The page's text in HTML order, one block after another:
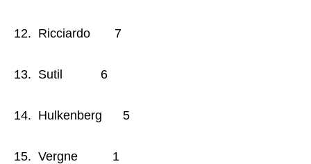
12. Ricciardo 7
13. Sutil 6
14. Hulkenberg 5
15. Vergne 1